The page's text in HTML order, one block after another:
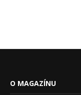
O MAGAZÍNU